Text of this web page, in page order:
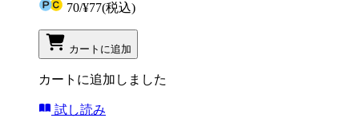
70/¥77(税込)
カートに追加
カートに追加しました
試し読み